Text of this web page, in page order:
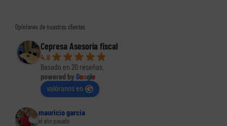
Opiniones de nuestros clientes
Cepresa Asesoría fiscal
4.8
Basado en 20 reseñas.
powered by Google
valóranos en
mauricio garcia
el año pasado